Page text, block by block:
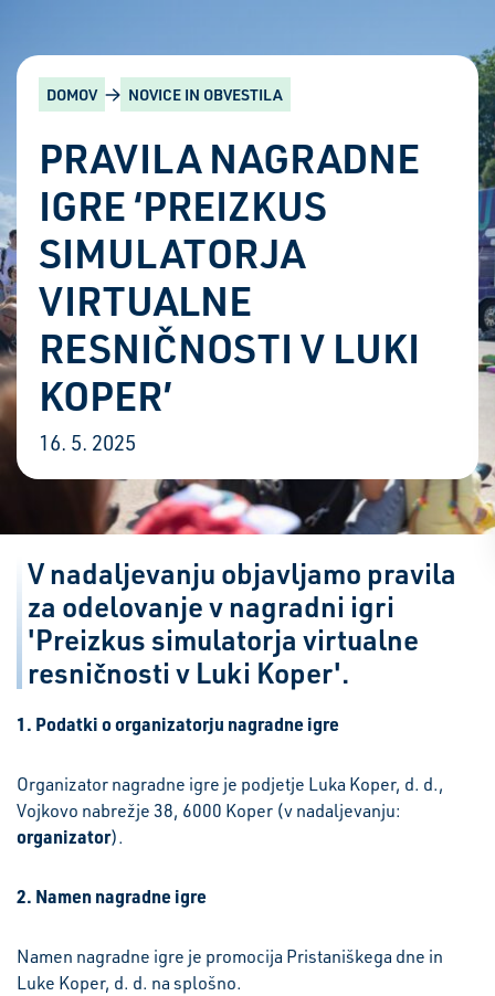
DOMOV NOVICE IN OBVESTILA
PRAVILA NAGRADNE
IGRE ‘PREIZKUS
SIMULATORJA
VIRTUALNE
RESNIČNOSTI V LUKI
KOPER’
16. 5. 2025
V nadaljevanju objavljamo pravila
za odelovanje v nagradni igri
'Preizkus simulatorja virtualne
resničnosti v Luki Koper'.
1. Podatki o organizatorju nagradne igre
Organizator nagradne igre je podjetje Luka Koper, d. d.,
Vojkovo nabrežje 38, 6000 Koper (v nadaljevanju:
organizator).
2. Namen nagradne igre
Namen nagradne igre je promocija Pristaniškega dne in
Luke Koper, d. d. na splošno.